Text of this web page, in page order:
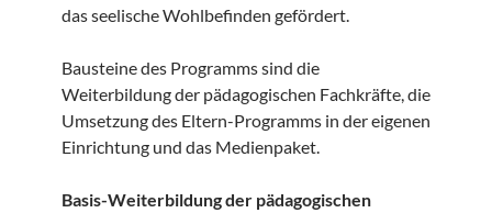
das seelische Wohlbefinden gefördert.
Bausteine des Programms sind die
Weiterbildung der pädagogischen Fachkräfte, die
Umsetzung des Eltern-Programms in der eigenen
Einrichtung und das Medienpaket.
Basis-Weiterbildung der pädagogischen